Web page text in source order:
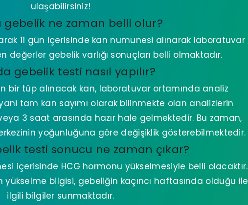
ulaşabilirsiniz!
gebelik ne zaman belli olur?
11 gün içerisinde kan numunesi alınarak laboratuvar
değerler gebelik varlığı sonuçları belli olmaktadır.
gebelik testi nasıl yapılır?
bir tüp alınacak kan, laboratuvar ortamında analiz
tam kan sayımı olarak bilinmekte olan analizlerin
3 saat arasında hazır hale gelmektedir. Bu zaman,
yoğunluğuna göre değişiklik gösterebilmektedir.
testi sonucu ne zaman çıkar?
içerisinde HCG hormonu yükselmesiyle belli olacaktır.
bilgisi, gebeliğin kaçıncı haftasında olduğu ile
ilgili bilgiler sunmaktadır.